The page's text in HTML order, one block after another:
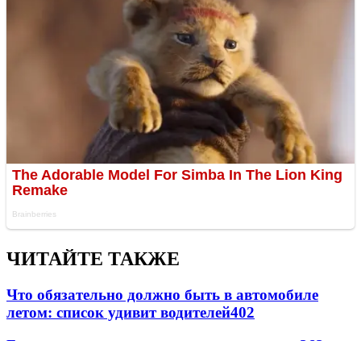
ЧИТАЙТЕ ТАКЖЕ
Что обязательно должно быть в автомобиле
летом: список удивит водителей402